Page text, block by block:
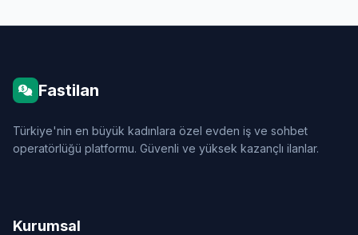
Fastilan
Türkiye'nin en büyük kadınlara özel evden iş ve sohbet
operatörlüğü platformu. Güvenli ve yüksek kazançlı ilanlar.
Kurumsal